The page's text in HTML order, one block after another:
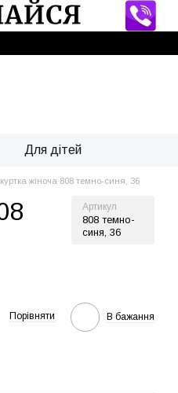
Для дітей
жіноча 808 темно-синя, 36
Артикул
808 темно-
синя, 36
Порівняти В бажання